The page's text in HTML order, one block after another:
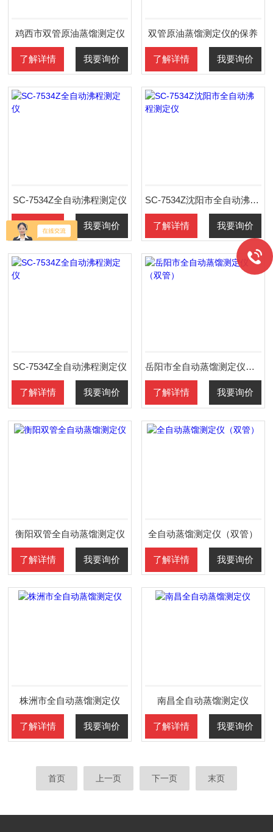
鸡西市双管原油蒸馏测定仪
了解详情 我要询价
双管原油蒸馏测定仪的保养
了解详情 我要询价
SC-7534Z全自动沸程测定仪
了解详情 我要询价
SC-7534Z沈阳市全自动沸程测定仪
了解详情 我要询价
SC-7534Z全自动沸程测定仪
了解详情 我要询价
岳阳市全自动蒸馏测定仪（双管）
了解详情 我要询价
衡阳双管全自动蒸馏测定仪
了解详情 我要询价
全自动蒸馏测定仪（双管）
了解详情 我要询价
株洲市全自动蒸馏测定仪
了解详情 我要询价
南昌全自动蒸馏测定仪
了解详情 我要询价
首页 上一页 下一页 末页